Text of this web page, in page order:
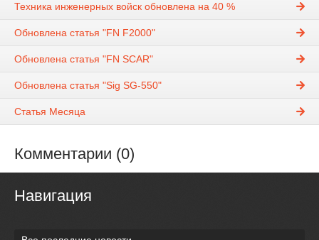
Техника инженерных войск обновлена на 40 %
Обновлена статья "FN F2000"
Обновлена статья "FN SCAR"
Обновлена статья "Sig SG-550"
Статья Месяца
Комментарии (0)
Навигация